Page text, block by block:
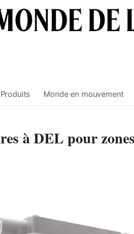
Produits Monde en mouvement
à DEL pour